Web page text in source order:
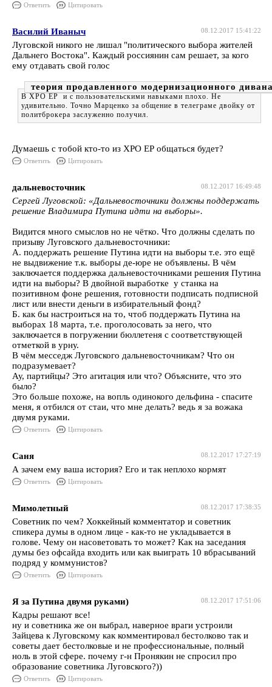
Ответить Цитировать
08.12.2017 15:41:22
Василий Иваныч
Луговской никого не лишал "политического выбора жителей
Дальнего Востока". Каждый россиянин сам решает, за кого
ему отдавать свой голос
теория продавленного модернизационного
В ХРО ЕР и с пользовательскими навыками плохо. Не
удивительно. Точно Марценко за общение в телеграме двойку от
политброкера заслуженно получил.
Думаешь с тобой кто-то из ХРО ЕР общаться будет?
Ответить Цитировать
08.12.2017 16:49:48
дальневосточник
Сергей Луговской: «Дальневосточники должны поддержать
решение Владимира Путина идти на выборы».
Видится много смыслов но не чётко. Что должны сделать по
призыву Луговского дальневосточники:
А. поддержать решение Путина идти на выборы т.е. это ещё
не выдвижение т.к. выборы де-юре не объявлены. В чём
заключается поддержка дальневосточниками решения Путина
идти на выборы? В двойной выработке у станка на
позитивном фоне решения, готовности подписать подписной
лист или внести деньги в избирательный фонд?
Б. как бы настроиться на то, чтоб поддержать Путина на
выборах 18 марта, т.е. проголосовать за него, что
заключается в погружении бюллетеня с соответствующей
отметкой в урну.
В чём месседж Луговского дальневосточникам? Что он
подразумевает?
Ау, партийцы? Это агитация или что? Объясните, что это
было?
Это больше похоже, на вопль одинокого дельфина - спасите
меня, я отбился от стаи, что мне делать? ведь я за вожака
двумя руками.
Ответить Цитировать
08.12.2017 17:27:19
Саня
А зачем ему ваша история? Его и так неплохо кормят
Ответить Цитировать
08.12.2017 17:38:35
Мимолетный
Советник по чем? Хоккейный комментатор и советник
спикера думы в одном лице - как-то не укладывается в
голове. Чему он насоветовать то может? Как на заседания
думы без офсайда входить или как выиграть 10 вбрасываний
подряд у коммунистов?
Ответить Цитировать
08.12.2017 17:51:06
Я за Путина двумя руками)
Кадры решают все!
ну и советника же он выбрал, наверное враги устроили
Зайцева к Луговскому как комментировал бестолково так и
советы дает бестолковые и не профессиональные, полный
ноль в этой сфере. почему г-н Пронякин не спросил про
образование советника Луговского?))
Ответить Цитировать